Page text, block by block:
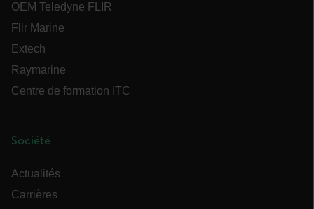
OEM Teledyne FLIR
Flir Marine
Extech
Raymarine
Centre de formation ITC
Société
Actualités
Carrières
Strictement nécessaires